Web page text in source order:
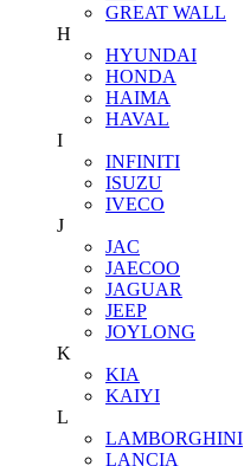
GREAT WALL
H
HYUNDAI
HONDA
HAIMA
HAVAL
I
INFINITI
ISUZU
IVECO
J
JAC
JAECOO
JAGUAR
JEEP
JOYLONG
K
KIA
KAIYI
L
LAMBORGHINI
LANCIA